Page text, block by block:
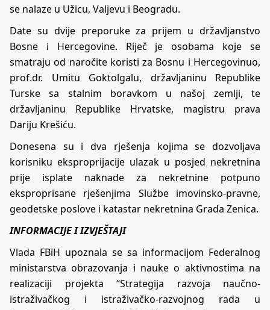
se nalaze u Užicu, Valjevu i Beogradu.
Date su dvije preporuke za prijem u državljanstvo
Bosne i Hercegovine. Riječ je osobama koje se
smatraju od naročite koristi za Bosnu i Hercegovinuo,
prof.dr. Umitu Goktolgalu, državljaninu Republike
Turske sa stalnim boravkom u našoj zemlji, te
državljaninu Republike Hrvatske, magistru prava
Dariju Krešiću.
Donesena su i dva rješenja kojima se dozvoljava
korisniku eksproprijacije ulazak u posjed nekretnina
prije isplate naknade za nekretnine potpuno
eksproprisane rješenjima Službe imovinsko-pravne,
geodetske poslove i katastar nekretnina Grada Zenica.
INFORMACIJE I IZVJEŠTAJI
Vlada FBiH upoznala se sa informacijom Federalnog
ministarstva obrazovanja i nauke o aktivnostima na
realizaciji projekta “Strategija razvoja naučno-
istraživačkog i istraživačko-razvojnog rada u